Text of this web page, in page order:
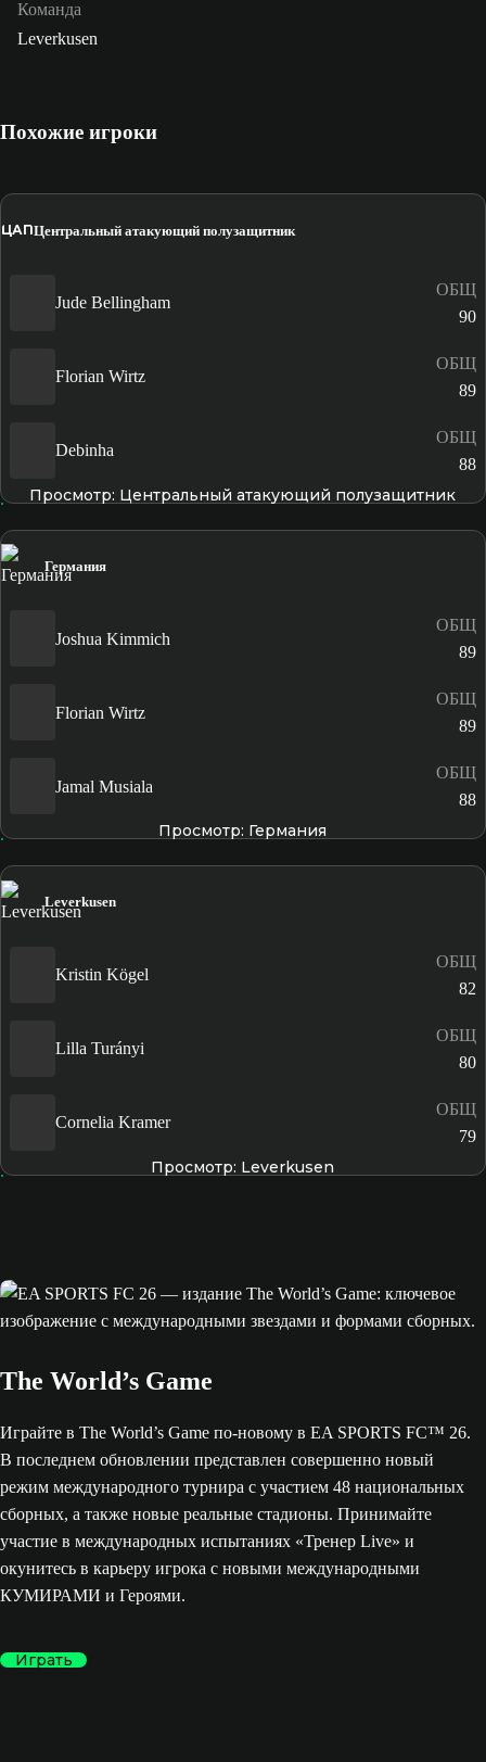
Команда
Leverkusen
Похожие игроки
ЦАПЦентральный атакующий полузащитник
Jude Bellingham
ОБЩ
90
Florian Wirtz
ОБЩ
89
Debinha
ОБЩ
88
Просмотр: Центральный атакующий полузащитник
Германия
Joshua Kimmich
ОБЩ
89
Florian Wirtz
ОБЩ
89
Jamal Musiala
ОБЩ
88
Просмотр: Германия
Leverkusen
Kristin Kögel
ОБЩ
82
Lilla Turányi
ОБЩ
80
Cornelia Kramer
ОБЩ
79
Просмотр: Leverkusen
The World’s Game
Играйте в The World’s Game по-новому в EA SPORTS FC™ 26.
В последнем обновлении представлен совершенно новый
режим международного турнира с участием 48 национальных
сборных, а также новые реальные стадионы. Принимайте
участие в международных испытаниях «Тренер Live» и
окунитесь в карьеру игрока с новыми международными
КУМИРАМИ и Героями.
Играть